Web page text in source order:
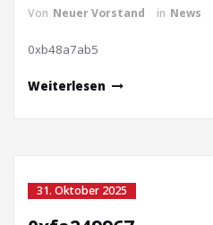
Von Neuer Vorstand in News
0xb48a7ab5
Weiterlesen
31. Oktober 2025